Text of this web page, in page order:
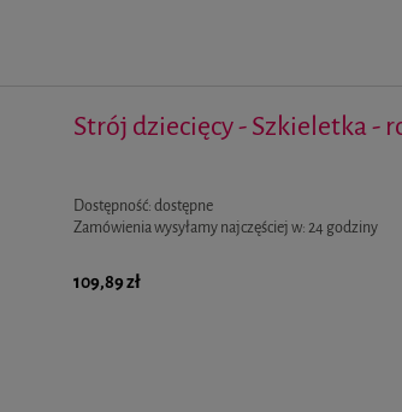
Strój dziecięcy - Szkieletka -
Dostępność:dostępne
Zamówienia wysyłamy najczęściej w:24 godziny
109,89 zł